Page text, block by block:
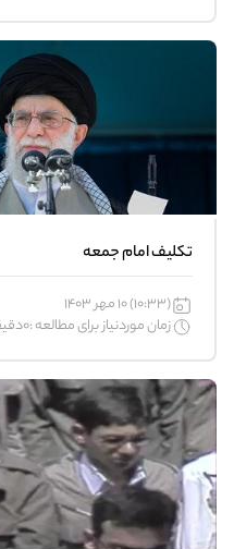
تکلیف امام جمعه
(10:33) 10 مهر 1403
زمان موردنیاز برای مطالعه :0دقیقه